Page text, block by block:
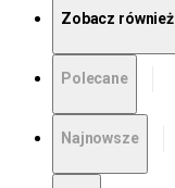
Zobacz również
Polecane
Najnowsze